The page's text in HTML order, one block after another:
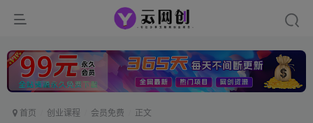
首页 创业课程 会员免费 正文